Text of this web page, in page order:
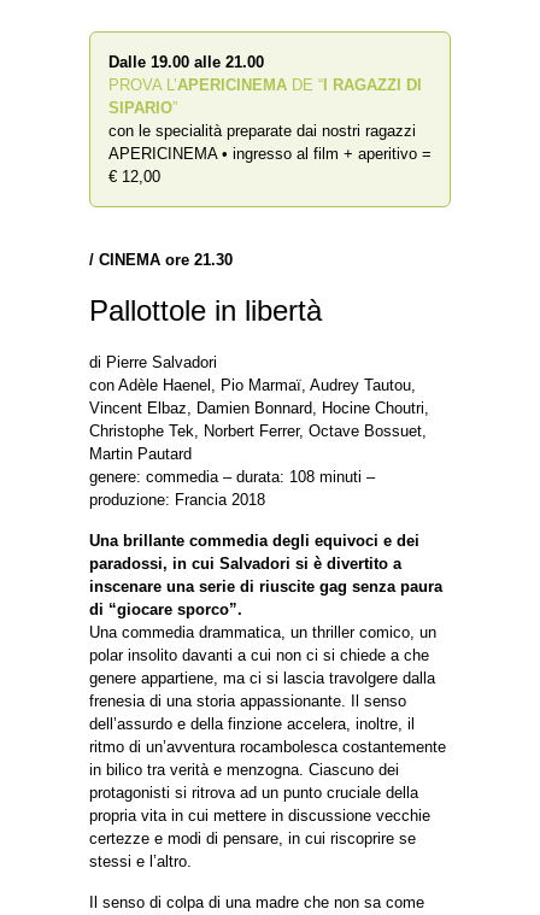
Dalle 19.00 alle 21.00
PROVA L’APERICINEMA DE “ I RAGAZZI DI
SIPARIO”
con le specialità preparate dai nostri ragazzi
APERICINEMA • ingresso al film + aperitivo =
€ 12,00
/ CINEMA ore 21.30
Pallottole in libertà
di Pierre Salvadori
con Adèle Haenel, Pio Marmaï, Audrey Tautou,
Vincent Elbaz, Damien Bonnard, Hocine Choutri,
Christophe Tek, Norbert Ferrer, Octave Bossuet,
Martin Pautard
genere: commedia – durata: 108 minuti –
produzione: Francia 2018
Una brillante commedia degli equivoci e dei
paradossi, in cui Salvadori si è divertito a
inscenare una serie di riuscite gag senza paura
di “giocare sporco”.
Una commedia drammatica, un thriller comico, un
polar insolito davanti a cui non ci si chiede a che
genere appartiene, ma ci si lascia travolgere dalla
frenesia di una storia appassionante. Il senso
dell’assurdo e della finzione accelera, inoltre, il
ritmo di un’avventura rocambolesca costantemente
in bilico tra verità e menzogna. Ciascuno dei
protagonisti si ritrova ad un punto cruciale della
propria vita in cui mettere in discussione vecchie
certezze e modi di pensare, in cui riscoprire se
stessi e l’altro.
Il senso di colpa di una madre che non sa come